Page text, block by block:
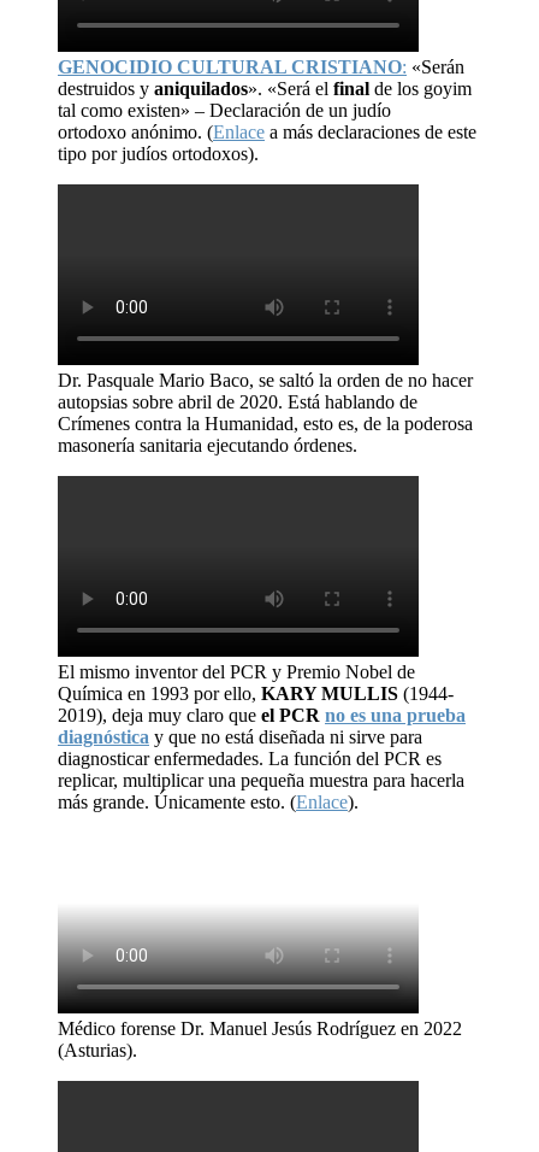
GENOCIDIO CULTURAL CRISTIANO: «Serán
destruidos y aniquilados». «Será el final de los goyim
tal como existen» – Declaración de un judío
ortodoxo anónimo. (Enlace a más declaraciones de este
tipo por judíos ortodoxos).
Dr. Pasquale Mario Baco, se saltó la orden de no hacer
autopsias sobre abril de 2020. Está hablando de
Crímenes contra la Humanidad, esto es, de la poderosa
masonería sanitaria ejecutando órdenes.
El mismo inventor del PCR y Premio Nobel de
Química en 1993 por ello, KARY MULLIS (1944-
2019), deja muy claro que el PCR no es una prueba
diagnóstica y que no está diseñada ni sirve para
diagnosticar enfermedades. La función del PCR es
replicar, multiplicar una pequeña muestra para hacerla
más grande. Únicamente esto. (Enlace).
Médico forense Dr. Manuel Jesús Rodríguez en 2022
(Asturias).